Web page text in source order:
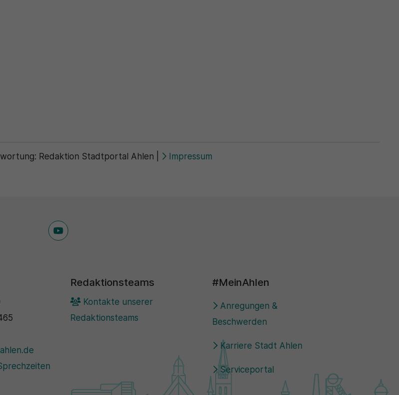
Redaktion Stadtportal Ahlen Impressum
Redaktionsteams
Kontakte unserer
Redaktionsteams
#MeinAhlen
Anregungen &
Beschwerden
Karriere Stadt Ahlen
Serviceportal